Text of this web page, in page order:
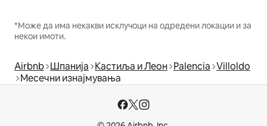
*Може да има некакви исклучоци на одредени локации и за
некои имоти.
Airbnb Шпанија Кастиља и Леон Palencia Villoldo
Месечни изнајмувања